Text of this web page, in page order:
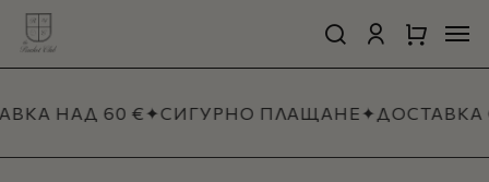
Skip
main
search account
Количка
Cart
НАД 60 €✦СИГУРНО ПЛАЩАНЕ ✦ ДОСТАВКА